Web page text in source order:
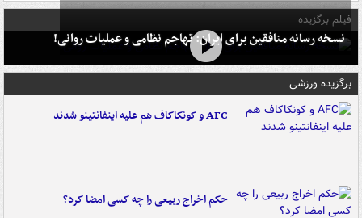
فیلم برگزیده
نسخه رسانه منافقین برای ایران: تهاجم نظامی و عملیات روانی!
برگزیده ورزشی
AFC و کونکاکاف هم علیه اینفانتینو شدند
حکم اخراج ربیعی را چه کسی امضا کرد؟